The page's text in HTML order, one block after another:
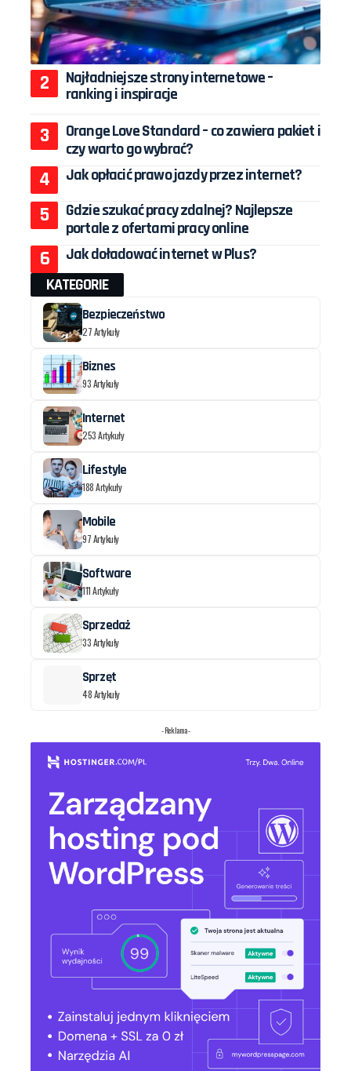
Najładniejsze strony internetowe –
ranking i inspiracje
Orange Love Standard – co zawiera pakiet i
czy warto go wybrać?
Jak opłacić prawo jazdy przez internet?
Gdzie szukać pracy zdalnej? Najlepsze
portale z ofertami pracy online
Jak doładować internet w Plus?
KATEGORIE
Bezpieczeństwo
27 Artykuły
Biznes
93 Artykuły
Internet
253 Artykuły
Lifestyle
188 Artykuły
Mobile
97 Artykuły
Software
111 Artykuły
Sprzedaż
33 Artykuły
Sprzęt
48 Artykuły
- Reklama -